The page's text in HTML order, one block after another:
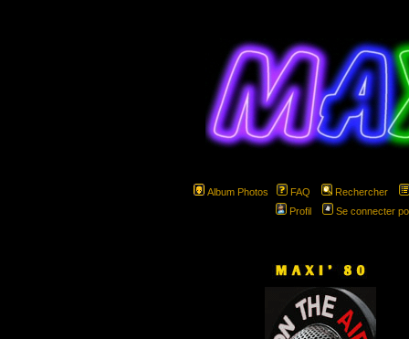
Album Photos FAQ
Rechercher
Profil
Se connecter